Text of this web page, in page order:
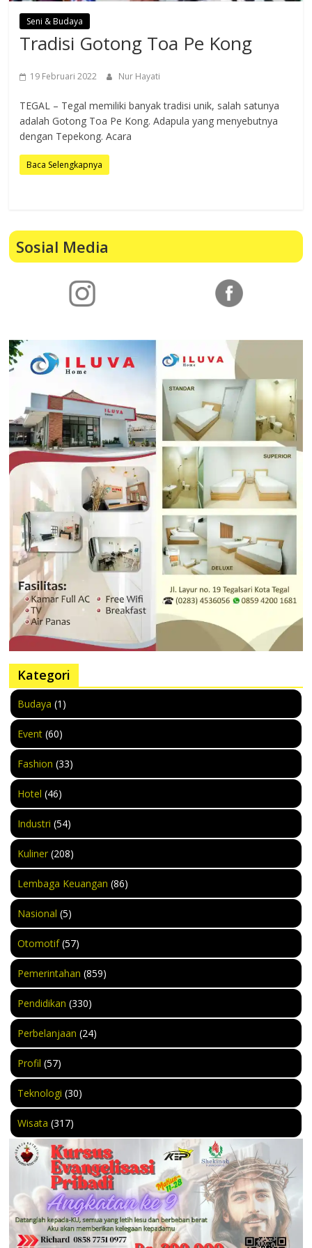
Seni & Budaya
Tradisi Gotong Toa Pe Kong
19 Februari 2022 Nur Hayati
TEGAL – Tegal memiliki banyak tradisi unik, salah satunya
adalah Gotong Toa Pe Kong. Adapula yang menyebutnya
dengan Tepekong. Acara
Baca Selengkapnya
Sosial Media
Kategori
Budaya (1)
Event (60)
Fashion (33)
Hotel (46)
Industri (54)
Kuliner (208)
Lembaga Keuangan (86)
Nasional (5)
Otomotif(57)
Pemerintahan (859)
Pendidikan (330)
Perbelanjaan (24)
Profil (57)
Teknologi (30)
Wisata (317)